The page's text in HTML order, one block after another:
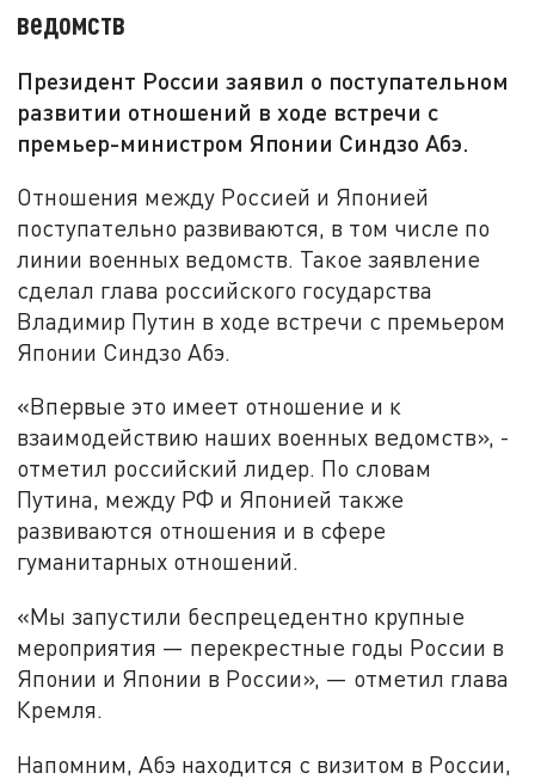
ведомств
Президент России заявил о поступательном
развитии отношений в ходе встречи с
премьер-министром Японии Синдзо Абэ.
Отношения между Россией и Японией
поступательно развиваются, в том числе по
линии военных ведомств. Такое заявление
сделал глава российского государства
Владимир Путин в ходе встречи с премьером
Японии Синдзо Абэ.
«Впервые это имеет отношение и к
взаимодействию наших военных ведомств», -
отметил российский лидер. По словам
Путина, между РФ и Японией также
развиваются отношения и в сфере
гуманитарных отношений.
«Мы запустили беспрецедентно крупные
мероприятия — перекрестные годы России в
Японии и Японии в России», — отметил глава
Кремля.
Напомним, Абэ находится с визитом в России,